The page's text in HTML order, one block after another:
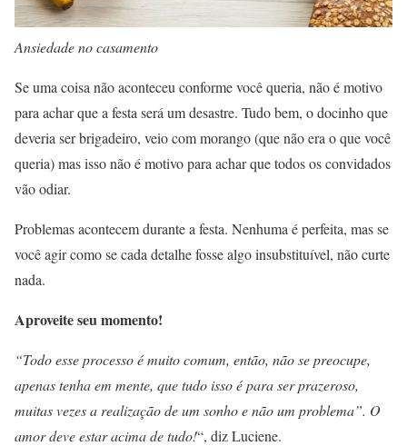
Ansiedade no casamento
Se uma coisa não aconteceu conforme você queria, não é motivo
para achar que a festa será um desastre. Tudo bem, o docinho que
deveria ser brigadeiro, veio com morango (que não era o que você
queria) mas isso não é motivo para achar que todos os convidados
vão odiar.
Problemas acontecem durante a festa. Nenhuma é perfeita, mas se
você agir como se cada detalhe fosse algo insubstituível, não curte
nada.
Aproveite seu momento!
“Todo esse processo é muito comum, então, não se preocupe,
apenas tenha em mente, que tudo isso é para ser prazeroso,
muitas vezes a realização de um sonho e não um problema”. O
amor deve estar acima de tudo!“, diz Luciene.